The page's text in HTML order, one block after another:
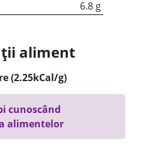
6.8 g
aliment
(2.25kCal/g)
cunoscând
alimentelor